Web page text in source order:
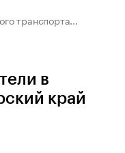
транспорта...
в
край